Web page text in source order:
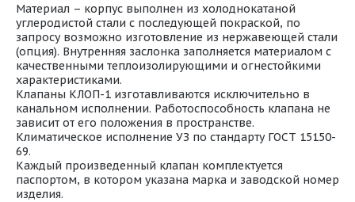
Материал – корпус выполнен из холоднокатаной
углеродистой стали с последующей покраской, по
запросу возможно изготовление из нержавеющей стали
(опция). Внутренняя заслонка заполняется материалом с
качественными теплоизолирующими и огнестойкими
характеристиками.
Клапаны КЛОП-1 изготавливаются исключительно в
канальном исполнении. Работоспособность клапана не
зависит от его положения в пространстве.
Климатическое исполнение УЗ по стандарту ГОСТ 15150-
69.
Каждый произведенный клапан комплектуется
паспортом, в котором указана марка и заводской номер
изделия.